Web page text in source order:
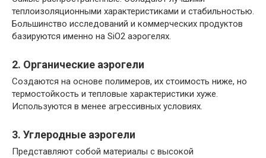
теплоизоляционными характеристиками и стабильностью.
Большинство исследований и коммерческих продуктов
базируются именно на SiO2 аэрогелях.
2. Органические аэрогели
Создаются на основе полимеров, их стоимость ниже, но
термостойкость и тепловые характеристики хуже.
Используются в менее агрессивных условиях.
3. Углеродные аэрогели
Представляют собой материалы с высокой